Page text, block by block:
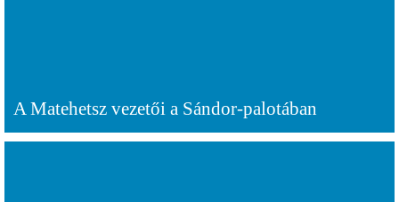
A Matehetsz vezetői a Sándor-palotában